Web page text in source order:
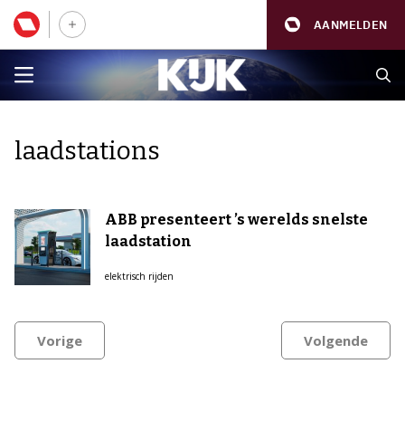
AANMELDEN
laadstations
ABB presenteert ’s werelds snelste
laadstation
elektrisch rijden
Vorige Volgende